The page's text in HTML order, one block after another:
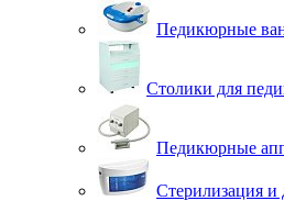
Педикюрные
Столики для
Педикюрные
Стерилизация и